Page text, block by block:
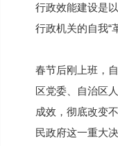
行政效能建设是
行政机关的自我“
春节后刚上班，
区党委、自治区
成效，彻底改变
民政府这一重大